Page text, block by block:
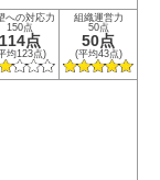
への対応力
150点
114点
均123点)
組織運営力
50点
50点
(平均43点)